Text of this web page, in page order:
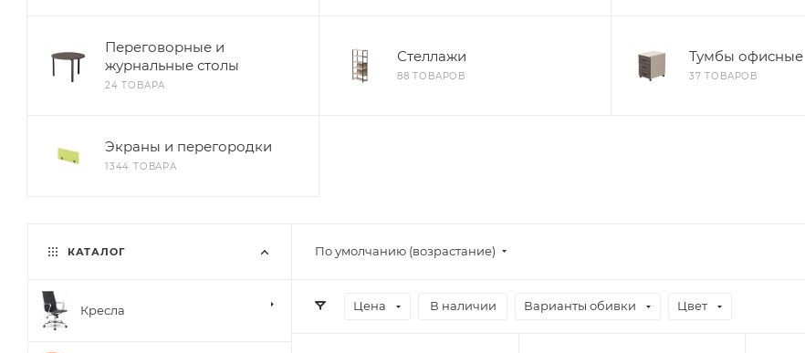
Переговорные и
журнальные столы
24 ТОВАРА
Стеллажи
88 ТОВАРОВ
Тумбы офисные
37 ТОВАРОВ
Экраны и перегородки
1344 ТОВАРА
По умолчанию (возрастание)
Цена В наличии Варианты обивки Цвет
КАТАЛОГ
Кресла